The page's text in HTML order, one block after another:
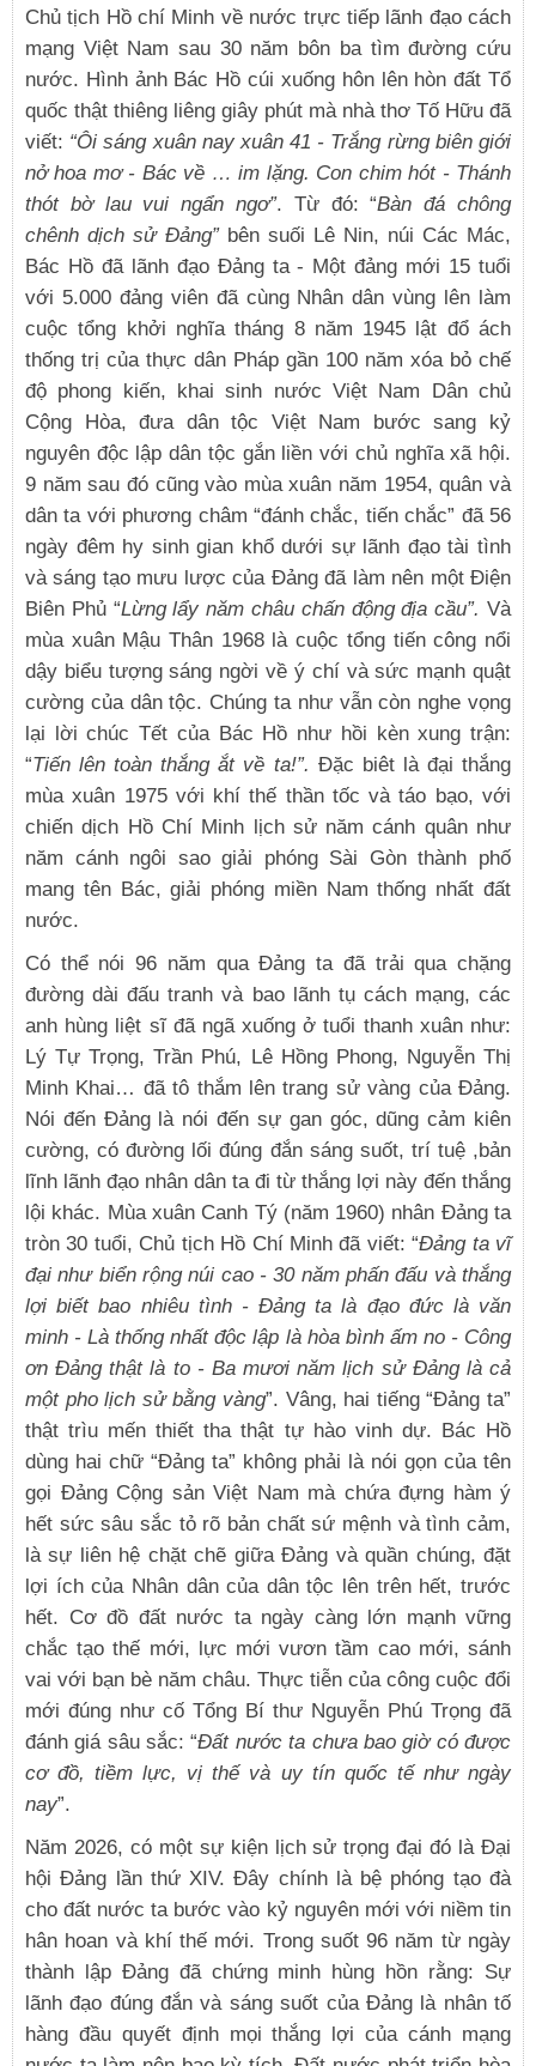
Chủ tịch Hồ chí Minh về nước trực tiếp lãnh đạo cách
mạng Việt Nam sau 30 năm bôn ba tìm đường cứu
nước. Hình ảnh Bác Hồ cúi xuống hôn lên hòn đất Tổ
quốc thật thiêng liêng giây phút mà nhà thơ Tố Hữu đã
viết: “Ôi sáng xuân nay xuân 41 - Trắng rừng biên giới
nở hoa mơ - Bác về … im lặng. Con chim hót - Thánh
thót bờ lau vui ngẩn ngơ”. Từ đó: “Bàn đá chông
chênh dịch sử Đảng”bên suối Lê Nin, núi Các Mác,
Bác Hồ đã lãnh đạo Đảng ta - Một đảng mới 15 tuổi
với 5.000 đảng viên đã cùng Nhân dân vùng lên làm
cuộc tổng khởi nghĩa tháng 8 năm 1945 lật đổ ách
thống trị của thực dân Pháp gần 100 năm xóa bỏ chế
độ phong kiến, khai sinh nước Việt Nam Dân chủ
Cộng Hòa, đưa dân tộc Việt Nam bước sang kỷ
nguyên độc lập dân tộc gắn liền với chủ nghĩa xã hội.
9 năm sau đó cũng vào mùa xuân năm 1954, quân và
dân ta với phương châm “đánh chắc, tiến chắc” đã 56
ngày đêm hy sinh gian khổ dưới sự lãnh đạo tài tình
và sáng tạo mưu lược của Đảng đã làm nên một Điện
Biên Phủ “Lừng lẩy năm châu chấn động địa cầu”. Và
mùa xuân Mậu Thân 1968 là cuộc tổng tiến công nổi
dậy biểu tượng sáng ngời về ý chí và sức mạnh quật
cường của dân tộc. Chúng ta như vẫn còn nghe vọng
lại lời chúc Tết của Bác Hồ như hồi kèn xung trận:
“Tiến lên toàn thắng ắt về ta!”. Đặc biêt là đại thắng
mùa xuân 1975 với khí thế thần tốc và táo bạo, với
chiến dịch Hồ Chí Minh lịch sử năm cánh quân như
năm cánh ngôi sao giải phóng Sài Gòn thành phố
mang tên Bác, giải phóng miền Nam thống nhất đất
nước.
Có thể nói 96 năm qua Đảng ta đã trải qua chặng
đường dài đấu tranh và bao lãnh tụ cách mạng, các
anh hùng liệt sĩ đã ngã xuống ở tuổi thanh xuân như:
Lý Tự Trọng, Trần Phú, Lê Hồng Phong, Nguyễn Thị
Minh Khai… đã tô thắm lên trang sử vàng của Đảng.
Nói đến Đảng là nói đến sự gan góc, dũng cảm kiên
cường, có đường lối đúng đắn sáng suốt, trí tuệ ,bản
lĩnh lãnh đạo nhân dân ta đi từ thắng lợi này đến thắng
lội khác. Mùa xuân Canh Tý (năm 1960) nhân Đảng ta
tròn 30 tuổi, Chủ tịch Hồ Chí Minh đã viết: “Đảng ta vĩ
đại như biển rộng núi cao - 30 năm phấn đấu và thắng
lợi biết bao nhiêu tình - Đảng ta là đạo đức là văn
minh - Là thống nhất độc lập là hòa bình ấm no - Công
ơn Đảng thật là to - Ba mươi năm lịch sử Đảng là cả
một pho lịch sử bằng vàng”. Vâng, hai tiếng “Đảng ta”
thật trìu mến thiết tha thật tự hào vinh dự. Bác Hồ
dùng hai chữ “Đảng ta” không phải là nói gọn của tên
gọi Đảng Cộng sản Việt Nam mà chứa đựng hàm ý
hết sức sâu sắc tỏ rõ bản chất sứ mệnh và tình cảm,
là sự liên hệ chặt chẽ giữa Đảng và quần chúng, đặt
lợi ích của Nhân dân của dân tộc lên trên hết, trước
hết. Cơ đồ đất nước ta ngày càng lớn mạnh vững
chắc tạo thế mới, lực mới vươn tầm cao mới, sánh
vai với bạn bè năm châu. Thực tiễn của công cuộc đổi
mới đúng như cố Tổng Bí thư Nguyễn Phú Trọng đã
đánh giá sâu sắc: “Đất nước ta chưa bao giờ có được
cơ đồ, tiềm lực, vị thế và uy tín quốc tế như ngày
nay”.
Năm 2026, có một sự kiện lịch sử trọng đại đó là Đại
hội Đảng lần thứ XIV. Đây chính là bệ phóng tạo đà
cho đất nước ta bước vào kỷ nguyên mới với niềm tin
hân hoan và khí thế mới. Trong suốt 96 năm từ ngày
thành lập Đảng đã chứng minh hùng hồn rằng: Sự
lãnh đạo đúng đắn và sáng suốt của Đảng là nhân tố
hàng đầu quyết định mọi thắng lợi của cánh mạng